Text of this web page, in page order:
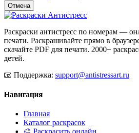
Отмена
Раскраски антистресс по номерам —
печати. Раскрашивайте прямо в
скачайте PDF для печати. 2000+
детей.
📧 Поддержка: support@antistressart.ru
Навигация
Главная
Каталог раскрасок
🎨 Раскрасить онлайн